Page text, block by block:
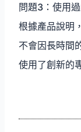
問題3：使用
根據產品說明
不會因長時間
使用了創新的